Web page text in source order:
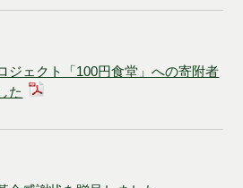
ジェクト「100円食堂」への寄附者
た